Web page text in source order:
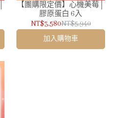
【團購限定價】心機美莓│
膠原蛋白 6入
NT$3,580NT$5,940
加入購物車